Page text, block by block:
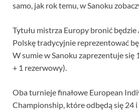
samo, jak rok temu, w Sanoku
Tytułu mistrza Europy bronić
Polskę tradycyjnie reprezentować
W sumie w Sanoku zaprezentuje
+ 1 rezerwowy).
Oba turnieje finałowe European
Championship, które odbędą się 24